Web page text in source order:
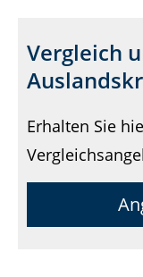
Vergleich
Erhalten Sie